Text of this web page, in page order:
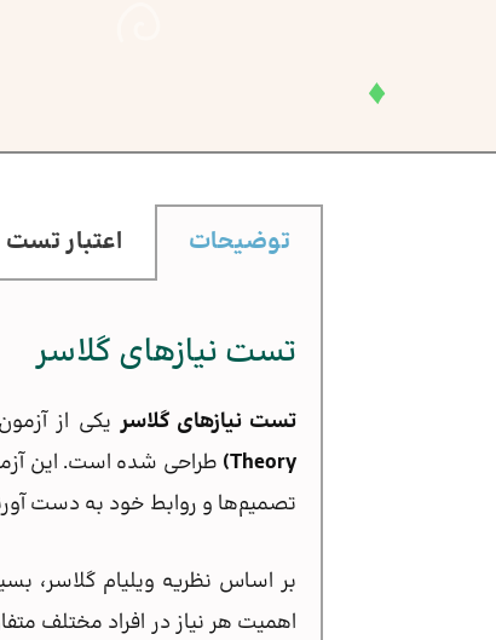
توضیحات اعتبار تست
تست نیازهای گلاسر
تست نیازهای گلاسر یکی از
Theory) طراحی شده است. این
تصمیم‌ها و روابط خود به دست
بر اساس نظریه ویلیام گلاسر،
اهمیت هر نیاز در افراد مختلف